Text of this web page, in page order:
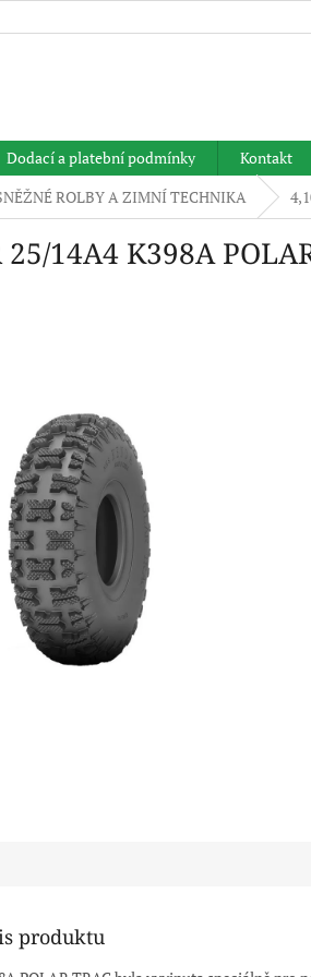
Dodací a platební podmínky Kontakt
ROLBY A ZIMNÍ TECHNIKA
25/14A4 K398A
produktu